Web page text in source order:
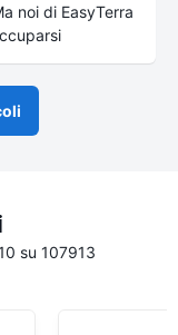
noi di EasyTerra
su 107913